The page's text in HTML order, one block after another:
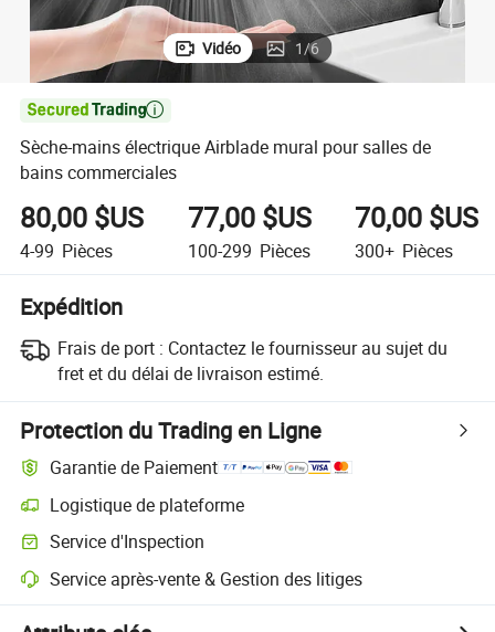
Vidéo 1/6

Sèche-mains électrique Airblade mural pour salles de
bains commerciales
80,00 $US
4-99 Pièces
77,00 $US
100-299 Pièces
70,00 $US
300+ Pièces
Expédition
Frais de port : Contactez le fournisseur au sujet du
fret et du délai de livraison estimé.
Protection du Trading en Ligne
Garantie de Paiement
Logistique de plateforme
Service d'Inspection
Service après-vente & Gestion des litiges